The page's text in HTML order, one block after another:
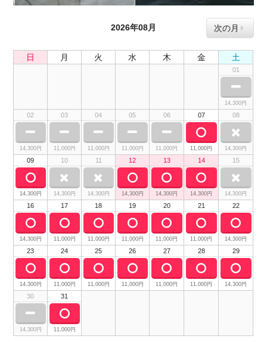
2026年08月 次の月
日 月 火 水 木 金 土
01
14,300円
02
14,300円
03
11,000円
04
11,000円
05
11,000円
06
11,000円
07
11,000円
08
14,300円
09
14,300円
10
14,300円
11
14,300円
12
14,300円
13
14,300円
14
14,300円
15
14,300円
16
14,300円
17
11,000円
18
11,000円
19
11,000円
20
11,000円
21
11,000円
22
14,300円
23
14,300円
24
11,000円
25
11,000円
26
11,000円
27
11,000円
28
11,000円
29
14,300円
30
14,300円
31
11,000円